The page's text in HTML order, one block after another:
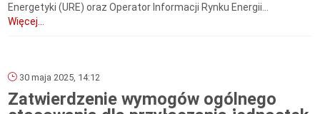
Energetyki (URE) oraz Operator Informacji Rynku Energii...
Więcej...
30 maja 2025, 14:12
Zatwierdzenie wymogów ogólnego